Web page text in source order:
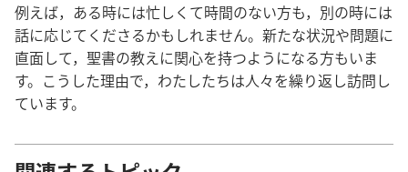
例えば，ある時には忙しくて時間のない方も， 別の時には
話に応じてくださるかもしれません。 新たな状況や問題に
直面して， 聖書の教えに関心を持つようになる方もいま
す。こうした理由で，わたしたちは人々を繰り返し訪問し
ています。